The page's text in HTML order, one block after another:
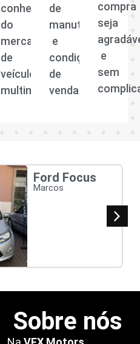
altamente
capacitada
e
conhecedora
do
mercado
multimarcas.
cada
veículo,
histórico
de
manutenção
e
venda.
sua
de
compra
seja